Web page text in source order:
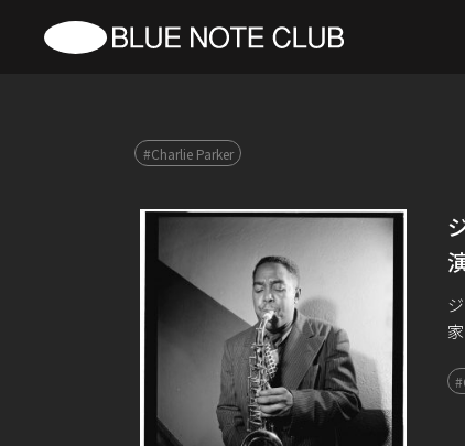
#Charlie Parker